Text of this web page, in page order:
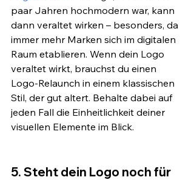
paar Jahren hochmodern war, kann
dann veraltet wirken – besonders, da
immer mehr Marken sich im digitalen
Raum etablieren. Wenn dein Logo
veraltet wirkt, brauchst du einen
Logo-Relaunch in einem klassischen
Stil, der gut altert. Behalte dabei auf
jeden Fall die Einheitlichkeit deiner
visuellen Elemente im Blick.
5. Steht dein Logo noch für